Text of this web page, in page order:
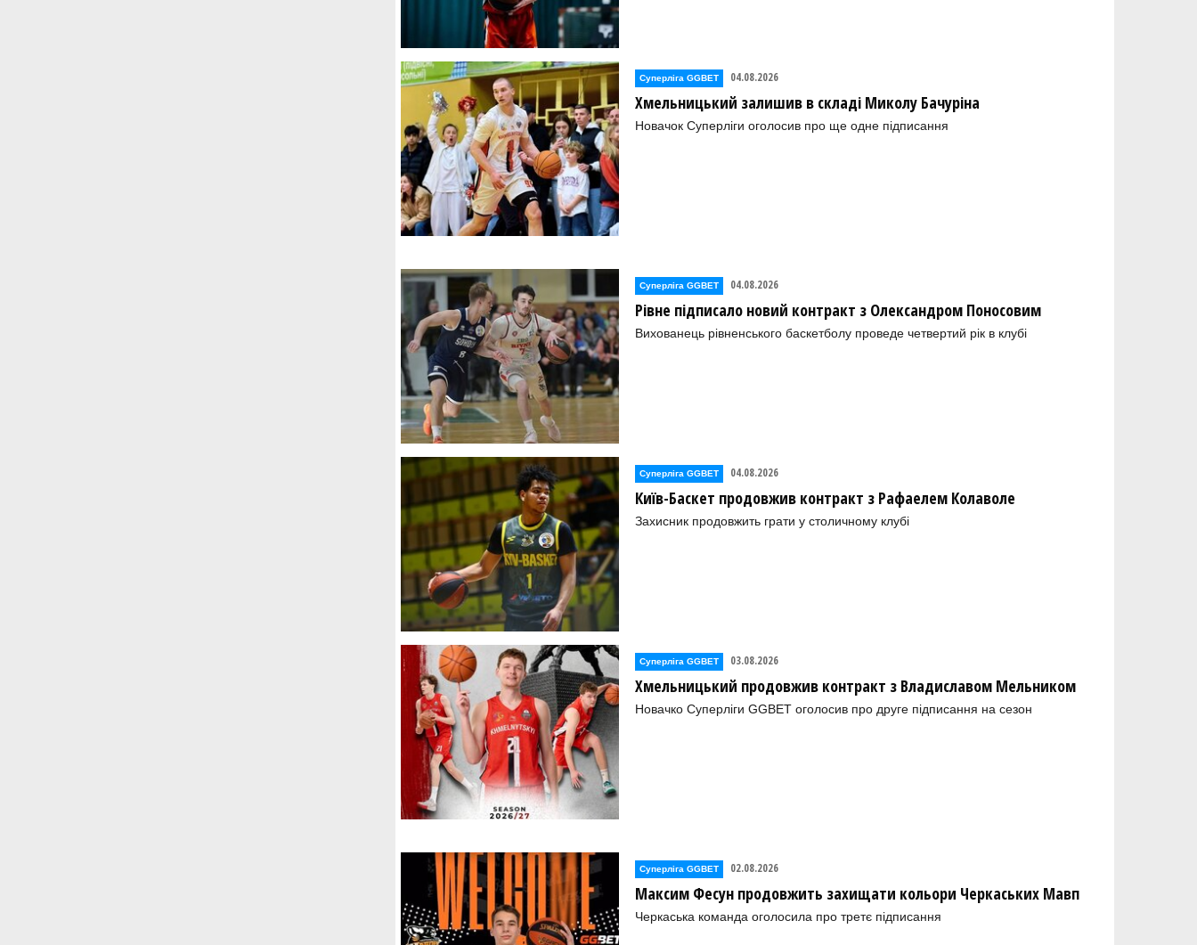
Суперліга GGBET 04.08.2026
Хмельницький залишив в складі Миколу Бачуріна
Новачок Суперліги оголосив про ще одне підписання
Суперліга GGBET 04.08.2026
Рівне підписало новий контракт з Олександром Поносовим
Вихованець рівненського баскетболу проведе четвертий рік в клубі
Суперліга GGBET 04.08.2026
Київ-Баскет продовжив контракт з Рафаелем Колаволе
Захисник продовжить грати у столичному клубі
Суперліга GGBET 03.08.2026
Хмельницький продовжив контракт з Владиславом Мельником
Новачко Суперліги GGBET оголосив про друге підписання на сезон
Суперліга GGBET 02.08.2026
Максим Фесун продовжить захищати кольори Черкаських Мавп
Черкаська команда оголосила про третє підписання